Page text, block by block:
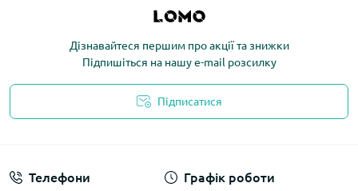
Дізнавайтеся першим про акції та знижки
Підпишіться на нашу e-mail розсилку
Підписатися
Телефони Графік роботи